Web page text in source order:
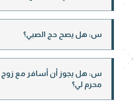
س: هل يصح حج الصبي؟
س: هل يجوز أن أسافر مع زوج
محرم لي؟